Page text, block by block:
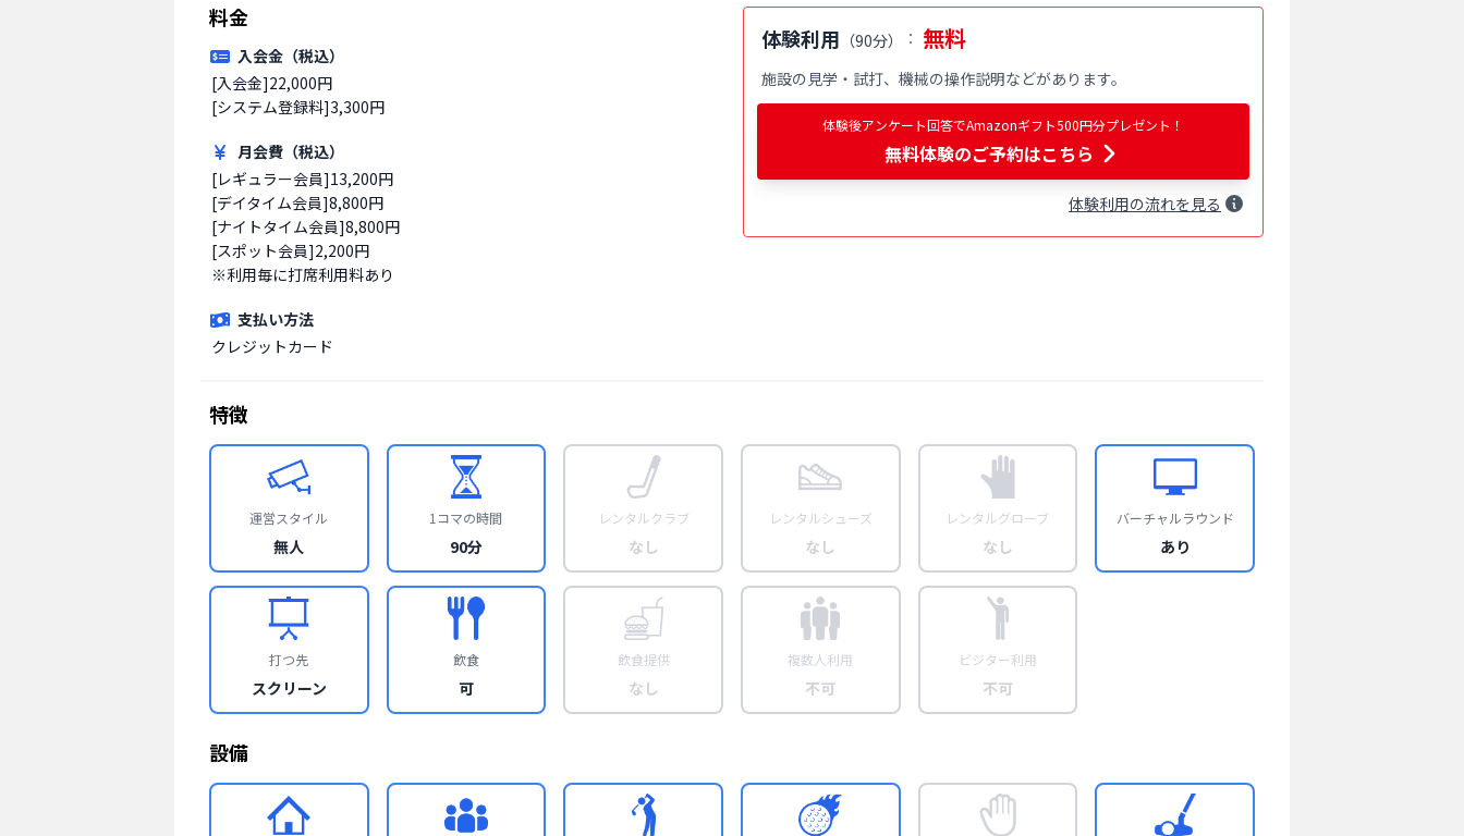
料金
入会金（税込）
[入会金]22,000円
[システム登録料]3,300円
月会費（税込）
[レギュラー会員]13,200円
[デイタイム会員]8,800円
[ナイトタイム会員]8,800円
[スポット会員]2,200円
※利用毎に打席利用料あり
支払い方法
クレジットカード
体験利用 （90分） ： 無料
施設の見学・試打、機械の操作説明などがあります。
体験後アンケート回答でAmazonギフト500円分プレゼント！
無料体験のご予約はこちら
体験利用の流れを見る
特徴
運営スタイル
無人
1コマの時間
90分
レンタルクラブ
なし
レンタルシューズ
なし
レンタルグローブ
なし
バーチャルラウンド
あり
打つ先
スクリーン
飲食
可
飲食提供
なし
複数人利用
不可
ビジター利用
不可
設備